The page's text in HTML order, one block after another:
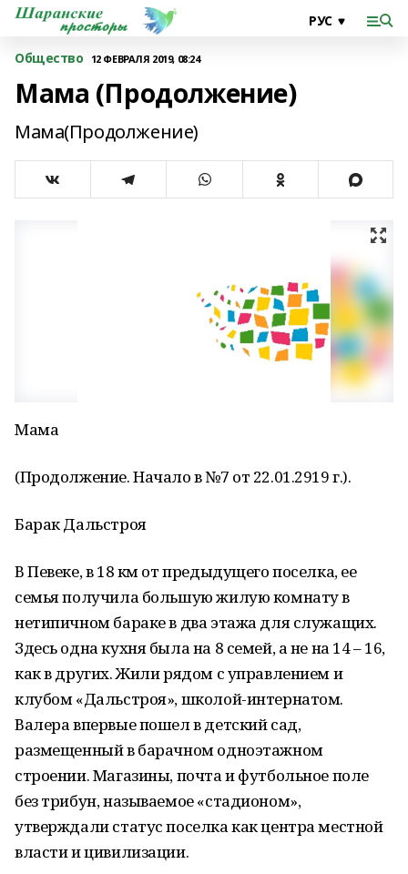
Общество 12 ФЕВРАЛЯ 2019, 08:24
Мама (Продолжение)
Мама(Продолжение)
Мама
(Продолжение. Начало в №7 от 22.01.2919 г.).
Барак Дальстроя
В Певеке, в 18 км от предыдущего поселка, ее
семья получила большую жилую комнату в
нетипичном бараке в два этажа для служащих.
Здесь одна кухня была на 8 семей, а не на 14 – 16,
как в других. Жили рядом с управлением и
клубом «Дальстроя», школой-интернатом.
Валера впервые пошел в детский сад,
размещенный в барачном одноэтажном
строении. Магазины, почта и футбольное поле
без трибун, называемое «стадионом»,
утверждали статус поселка как центра местной
власти и цивилизации.